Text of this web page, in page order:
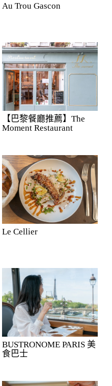
Au Trou Gascon
【巴黎餐廳推薦】The
Moment Restaurant
Le Cellier
BUSTRONOME PARIS 美
食巴士